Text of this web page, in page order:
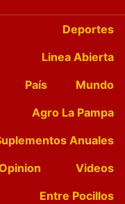
Deportes
Linea Abierta
País
Mundo
Agro La Pampa
Anuales
Videos
Entre Pocillos